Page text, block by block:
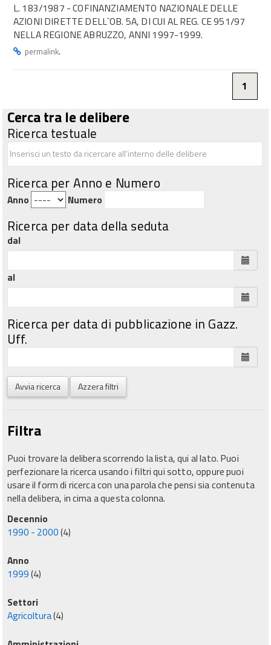
L. 183/1987 - COFINANZIAMENTO NAZIONALE DELLE
AZIONI DIRETTE DELL`OB. 5A, DI CUI AL REG. CE 951/97
NELLA REGIONE ABRUZZO, ANNI 1997-1999.
permalink.
1
Cerca tra le delibere
Ricerca testuale
Ricerca per Anno e Numero
Anno Numero
Ricerca per data della seduta
dal
al
Ricerca per data di pubblicazione in Gazz.
Uff.
Avvia ricerca Azzera filtri
Filtra
Puoi trovare la delibera scorrendo la lista, qui al lato. Puoi
perfezionare la ricerca usando i filtri qui sotto, oppure puoi
usare il form di ricerca con una parola che pensi sia contenuta
nella delibera, in cima a questa colonna.
Decennio
1990 - 2000(4)
Anno
1999(4)
Settori
Agricoltura(4)